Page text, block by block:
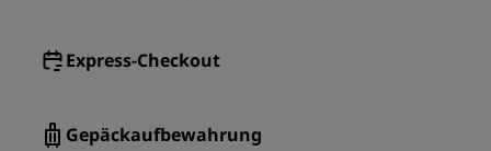
Express-Checkout
Gepäckaufbewahrung